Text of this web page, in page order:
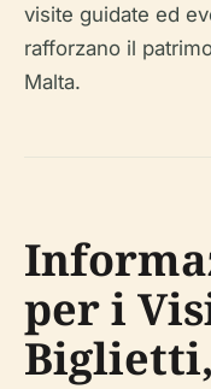
visite guidate ed
rafforzano il
Malta.
per i